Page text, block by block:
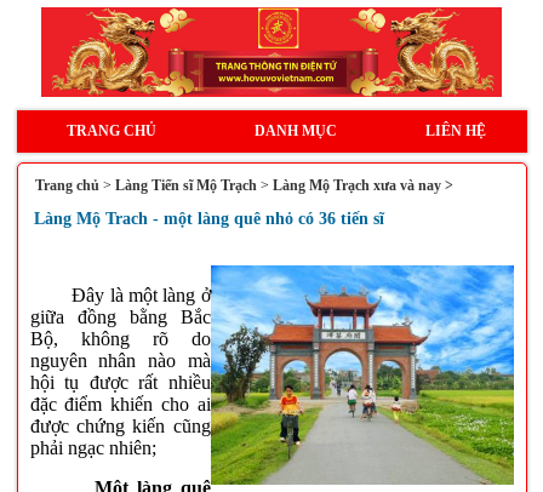
TRANG CHỦ DANH MỤC LIÊN HỆ
Trang chủ > Làng Tiến sĩ Mộ Trạch> Làng Mộ Trạch xưa và nay >
Làng Mộ Trach - một làng quê nhỏ có 36 tiến sĩ
Đây là một làng ở
giữa đồng bằng Bắc
Bộ, không rõ do
nguyên nhân nào mà
hội tụ được rất nhiều
đặc điểm khiến cho ai
được chứng kiến cũng
phải ngạc nhiên;